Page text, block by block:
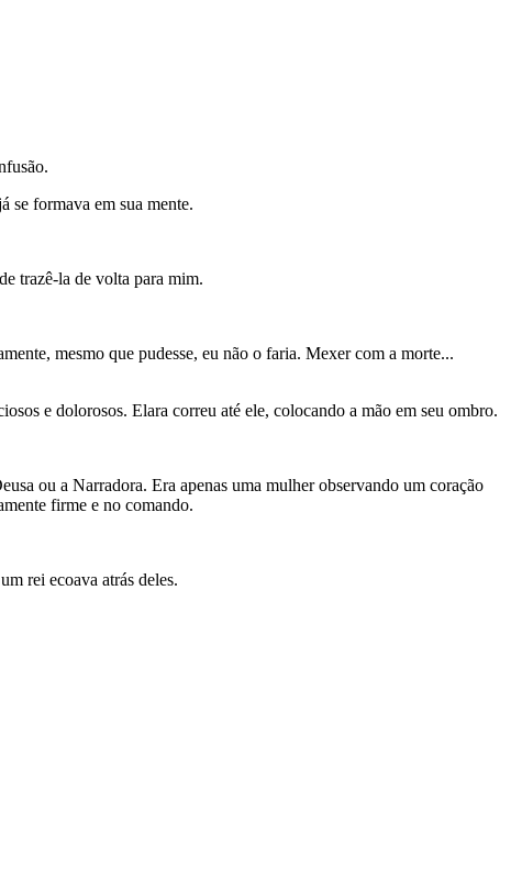
formava em sua mente.
trazê-la de volta para mim.
mesmo que pudesse, eu não o faria. Mexer com a morte...
e dolorosos. Elara correu até ele, colocando a mão em seu ombro.
ou a Narradora. Era apenas uma mulher observando um coração
firme e no comando.
rei ecoava atrás deles.